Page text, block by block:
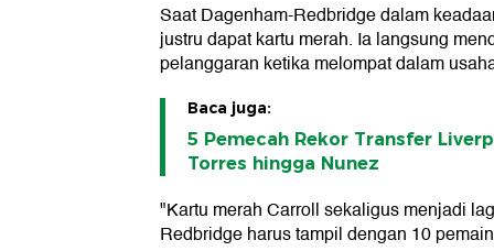
Saat Dagenham-Redbridge dalam
justru dapat kartu merah. Ia langsung
pelanggaran ketika melompat dalam
Baca juga:
5 Pemecah Rekor Transfer
Torres hingga Nunez
"Kartu merah Carroll sekaligus menjadi
Redbridge harus tampil dengan 10